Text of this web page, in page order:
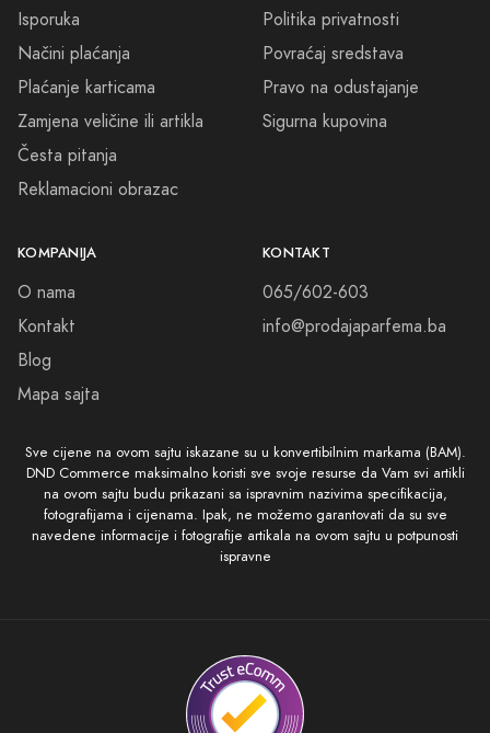
Isporuka
Načini plaćanja
Plaćanje karticama
Zamjena veličine ili artikla
Česta pitanja
Reklamacioni obrazac
Politika privatnosti
Povraćaj sredstava
Pravo na odustajanje
Sigurna kupovina
KOMPANIJA
O nama
Kontakt
Blog
Mapa sajta
KONTAKT
065/602-603
info@prodajaparfema.ba
Sve cijene na ovom sajtu iskazane su u konvertibilnim markama (BAM).
DND Commerce maksimalno koristi sve svoje resurse da Vam svi artikli
na ovom sajtu budu prikazani sa ispravnim nazivima specifikacija,
fotografijama i cijenama. Ipak, ne možemo garantovati da su sve
navedene informacije i fotografije artikala na ovom sajtu u potpunosti
ispravne